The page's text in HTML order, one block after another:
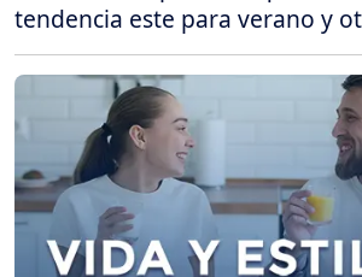
tendencia este para verano y